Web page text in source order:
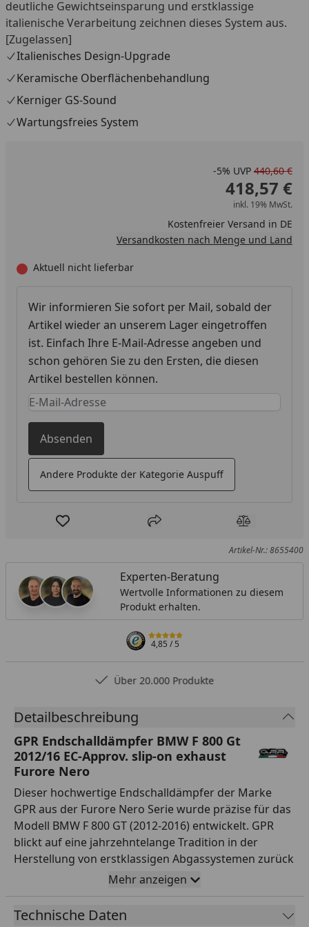
deutliche Gewichtseinsparung und erstklassige
italienische Verarbeitung zeichnen dieses System aus.
[Zugelassen]
Italienisches Design-Upgrade
Keramische Oberflächenbehandlung
Kerniger GS-Sound
Wartungsfreies System
-5% UVP 440,60 €
418,57 €
inkl. 19% MwSt.
Kostenfreier Versand in DE
Versandkosten nach Menge und Land
Aktuell nicht lieferbar
Wir informieren Sie sofort per Mail, sobald der
Artikel wieder an unserem Lager eingetroffen
ist. Einfach Ihre E-Mail-Adresse angeben und
schon gehören Sie zu den Ersten, die diesen
Artikel bestellen können.
Keine Eingabe erforderlich
Eingabe erforderlich
Absenden
Andere Produkte der Kategorie Auspuff
Produkt zur Wunschliste hinzufügen
Teilen Produkt
Artikel-Nr.: 8655400
Experten-Beratung
Wertvolle Informationen zu diesem
Produkt erhalten.
4,85/ 5
Über 20.000 Produkte
Detailbeschreibung
GPR Endschalldämpfer BMW F 800 Gt
2012/16 EC-Approv. slip-on exhaust
Furore Nero
Dieser hochwertige Endschalldämpfer der Marke
GPR aus der Furore Nero Serie wurde präzise für das
Modell BMW F 800 GT (2012-2016) entwickelt. GPR
blickt auf eine jahrzehntelange Tradition in der
Herstellung von erstklassigen Abgassystemen zurück
und verbindet italienische Handwerkskunst mit
Verwendung von Materialien wie Aluminium wird
Mehr anzeigen
Technische Daten